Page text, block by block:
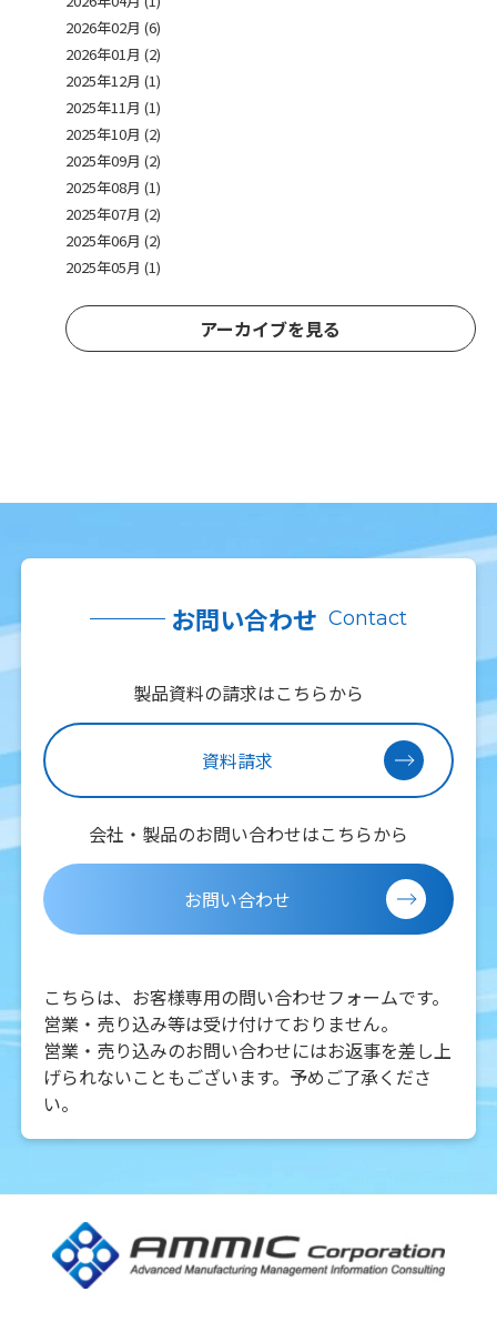
2026年02月 (6)
2026年01月 (2)
2025年12月 (1)
2025年11月 (1)
2025年10月 (2)
2025年09月 (2)
2025年08月 (1)
2025年07月 (2)
2025年06月 (2)
2025年05月 (1)
アーカイブを見る
お問い合わせ Contact
製品資料の請求はこちらから
資料請求
会社・製品のお問い合わせはこちらから
お問い合わせ
こちらは、お客様専用の問い合わせフォームです。
営業・売り込み等は受け付けておりません。
営業・売り込みのお問い合わせにはお返事を差し上
げられないこともございます。予めご了承くださ
い。